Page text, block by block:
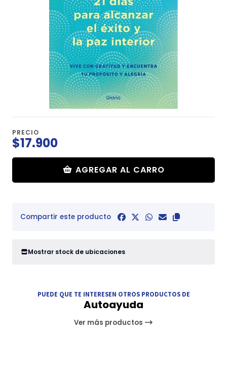
PRECIO
$17.900
AGREGAR AL CARRO
Compartir este producto
Mostrar stock de ubicaciones
PUEDE QUE TE INTERESEN OTROS PRODUCTOS DE
Autoayuda
Ver más productos